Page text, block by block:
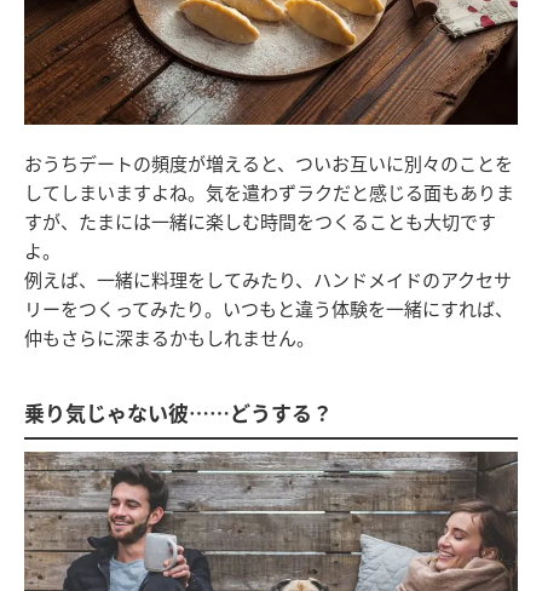
おうちデートの頻度が増えると、ついお互いに別々のことを
してしまいますよね。気を遣わずラクだと感じる面もありま
すが、たまには一緒に楽しむ時間をつくることも大切です
よ。
例えば、一緒に料理をしてみたり、ハンドメイドのアクセサ
リーをつくってみたり。いつもと違う体験を一緒にすれば、
仲もさらに深まるかもしれません。
乗り気じゃない彼……どうする？